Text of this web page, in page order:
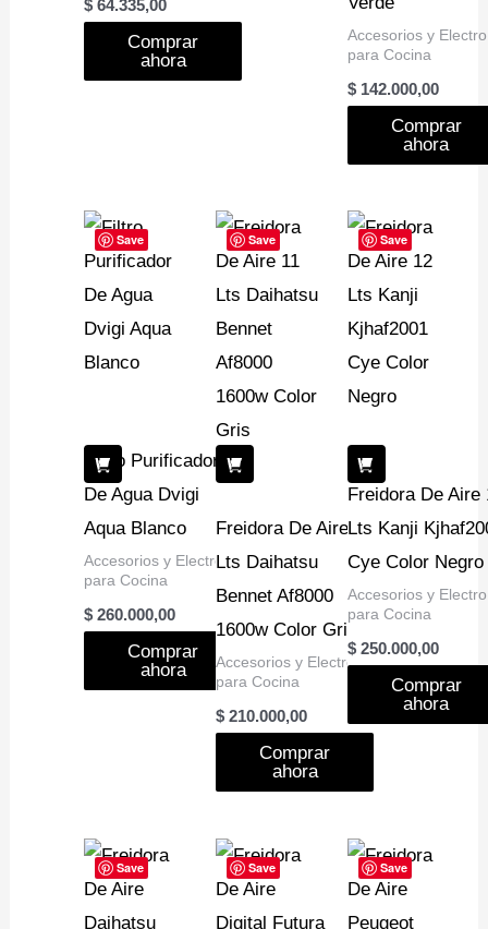
$ 64.335,00
Comprar
ahora
Accesorios y Electro
para Cocina
$142.000,00
Comprar
ahora
Save
Filtro Purificador
De Agua Dvigi
Aqua Blanco
Accesorios y Electro
para Cocina
$ 260.000,00
Comprar
ahora
Save
Freidora De Aire 11
Lts Daihatsu
Bennet Af8000
1600w Color Gris
Accesorios y Electro
para Cocina
$ 210.000,00
Comprar
ahora
Save
Freidora De Aire
Lts Kanji
Cye Color Negro
Accesorios y Electro
para Cocina
$250.000,00
Comprar
ahora
Save Save Save